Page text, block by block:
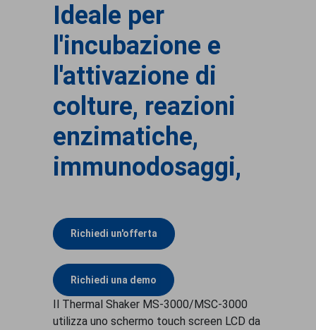
Ideale per
l'incubazione e
l'attivazione di
colture, reazioni
enzimatiche,
immunodosaggi,
Richiedi un'offerta
Richiedi una demo
Il Thermal Shaker MS-3000/MSC-3000
utilizza uno schermo touch screen LCD da